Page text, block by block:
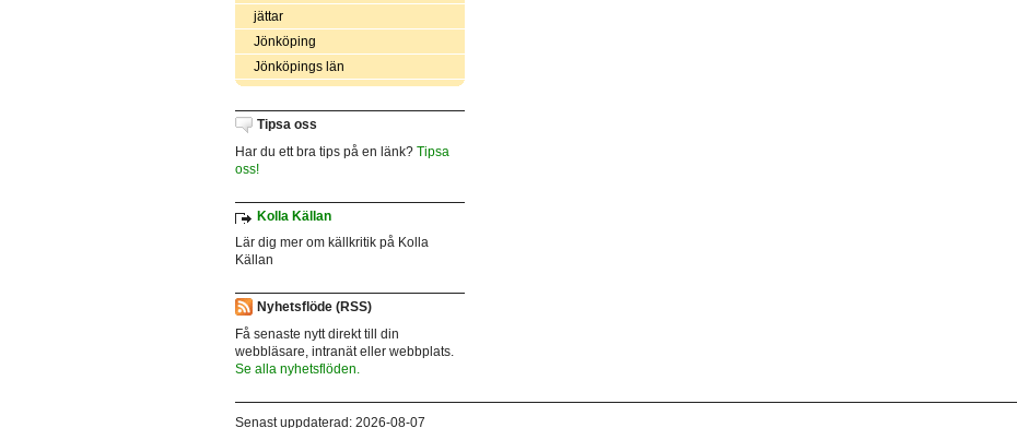
jättar
Jönköping
Jönköpings län
Tipsa oss
Har du ett bra tips på en länk? Tipsa
oss!
Kolla Källan
Lär dig mer om källkritik på Kolla
Källan
Nyhetsflöde (RSS)
Få senaste nytt direkt till din
webbläsare, intranät eller webbplats.
Se alla nyhetsflöden.
Senast uppdaterad: 2026-08-07